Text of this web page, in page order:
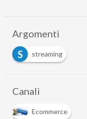
Argomenti
S
streaming
Canali
Ecommerce